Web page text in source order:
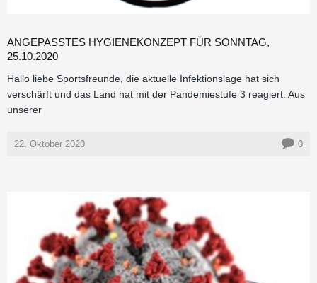
ANGEPASSTES HYGIENEKONZEPT FÜR SONNTAG,
25.10.2020
Hallo liebe Sportsfreunde, die aktuelle Infektionslage hat sich
verschärft und das Land hat mit der Pandemiestufe 3 reagiert. Aus
unserer
22. Oktober 2020 0